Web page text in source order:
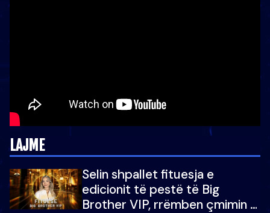
LAJME
Selin shpallet fituesja e
edicionit të pestë të Big
Brother VIP, rrëmben çmimin e